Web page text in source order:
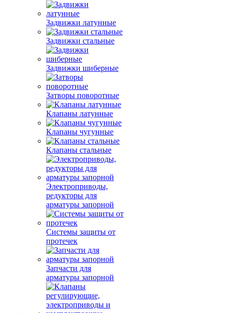
Задвижки латунные
Задвижки стальные
Задвижки шиберные
Затворы поворотные
Клапаны латунные
Клапаны чугунные
Клапаны стальные
Электроприводы,
редукторы для
арматуры запорной
Системы защиты от
протечек
Запчасти для
арматуры запорной